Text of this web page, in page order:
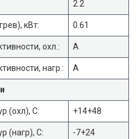
2.2
кВт: 0.61
охл.: А
нагр.: А
(охл), С: +14+48
(нагр), С: -7+24